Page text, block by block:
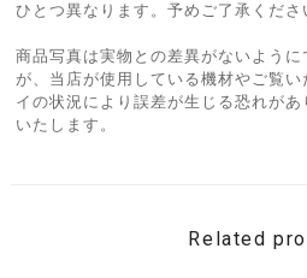
ひとつ異なります。予めご了承くださ
商品写真は実物との差異がないよう
が、当店が使用している機材やご覧
イの状況により誤差が生じる恐れが
いたします。
Related